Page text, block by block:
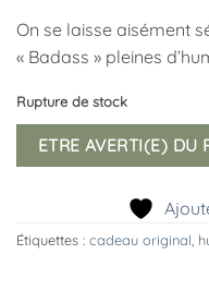
On se laisse aisément
« Badass » pleines
Rupture de stock
ETRE AVERTI(E) DU
Étiquettes : cadeau original